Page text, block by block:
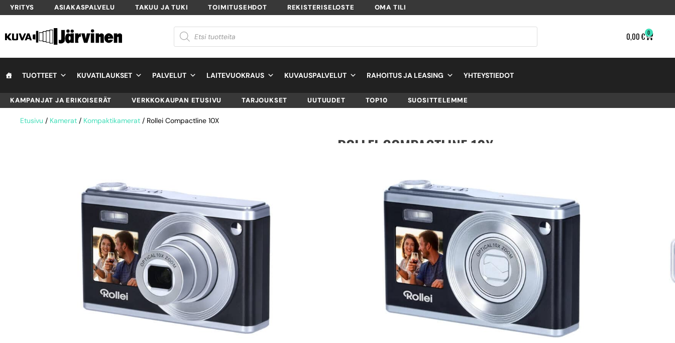
YRITYS ASIAKASPALVELU TAKUU JA TUKI TOIMITUSEHDOT REKISTERISELOSTE OMA TILI
0,00€ 0
TUOTTEET KUVATILAUKSET PALVELUT LAITEVUOKRAUS KUVAUSPALVELUT RAHOITUS JA LEASING YHTEYSTIEDOT
KAMPANJAT JA ERIKOISERÄT VERKKOKAUPAN ETUSIVU TARJOUKSET UUTUUDET TOP10 SUOSITTELEMME
Etusivu / Kamerat / Kompaktikamerat / Rollei Compactline 10X
ROLLEI COMPACTLINE 10X
TUOTTEEN SAATAVUUS
Oma varasto: Ei varastossa. (Toimitus 7-9 pv)
Maahantuojan varasto: Ei varastossa.
149,90€